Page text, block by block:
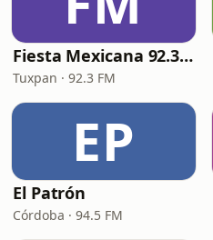
Fiesta Mexicana 92.3 FM - XHTU
Tuxpan · 92.3 FM
EP
El Patrón
Córdoba · 94.5 FM